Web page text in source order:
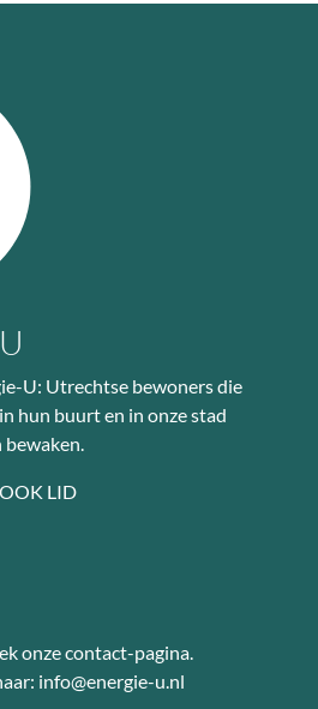
U: Utrechtse bewoners die
hun buurt en in onze stad
bewaken.
LID
onze contact-pagina.
info@energie-u.nl